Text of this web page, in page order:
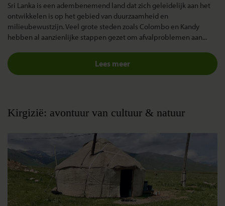
Sri Lanka is een adembenemend land dat zich geleidelijk aan het
ontwikkelen is op het gebied van duurzaamheid en
milieubewustzijn. Veel grote steden zoals Colombo en Kandy
hebben al aanzienlijke stappen gezet om afvalproblemen aan...
Lees meer
Kirgizië: avontuur van cultuur & natuur